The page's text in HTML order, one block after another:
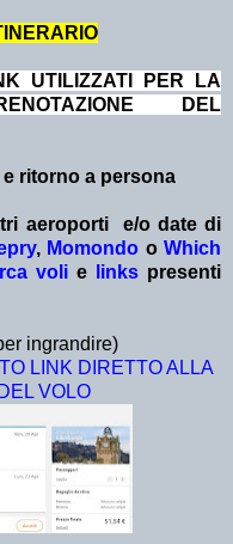
UTILIZZATI PER LA
DEL
e ritorno a persona
aeroporti e/o date di
, Momondo o Which
voli e links presenti
ingrandire)
LINK DIRETTO ALLA
VOLO